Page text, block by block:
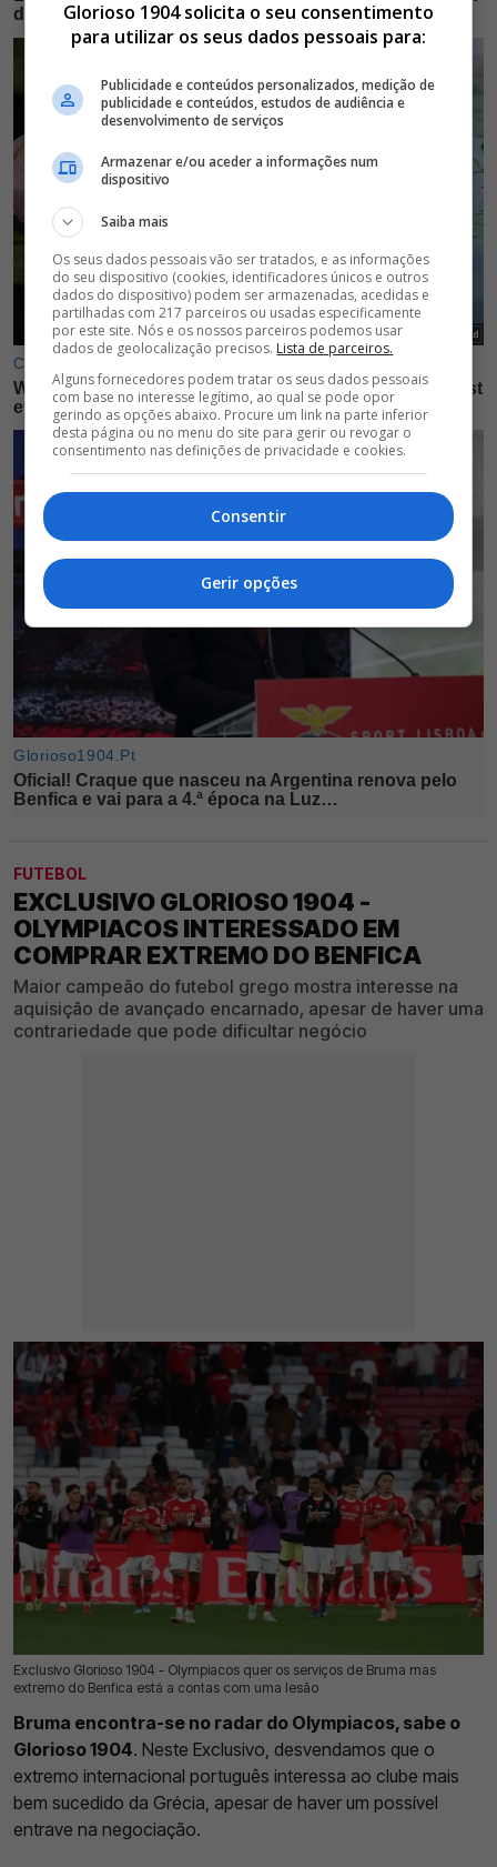
FUTEBOL
EXCLUSIVO GLORIOSO 1904 -
OLYMPIACOS INTERESSADO EM
COMPRAR EXTREMO DO BENFICA
Maior campeão do futebol grego mostra interesse na
aquisição de avançado encarnado, apesar de haver uma
contrariedade que pode dificultar negócio
Exclusivo Glorioso 1904 - Olympiacos quer os serviços de Bruma mas
extremo do Benfica está a contas com uma lesão
18 Jul 2026 | 03:00 | 0
Bruma encontra-se no radar do Olympiacos, sabe o
Glorioso 1904. Neste Exclusivo, desvendamos que o
extremo internacional português interessa ao clube mais
bem sucedido da Grécia, apesar de haver um possível
entrave na negociação.
Glorioso 1904 solicita o seu consentimento
para utilizar os seus dados pessoais para:
Publicidade e conteúdos personalizados, medição de
publicidade e conteúdos, estudos de audiência e
desenvolvimento de serviços
Armazenar e/ou aceder a informações num
dispositivo
Saiba mais
Os seus dados pessoais vão ser tratados, e as informações
do seu dispositivo (cookies, identificadores únicos e outros
dados do dispositivo) podem ser armazenadas, acedidas e
partilhadas com 217 parceiros ou usadas especificamente
por este site. Nós e os nossos parceiros podemos usar
dados de geolocalização precisos. Lista de parceiros.
Alguns fornecedores podem tratar os seus dados pessoais
com base no interesse legítimo, ao qual se pode opor
gerindo as opções abaixo. Procure um link na parte inferior
desta página ou no menu do site para gerir ou revogar o
consentimento nas definições de privacidade e cookies.
Consentir
Gerir opções